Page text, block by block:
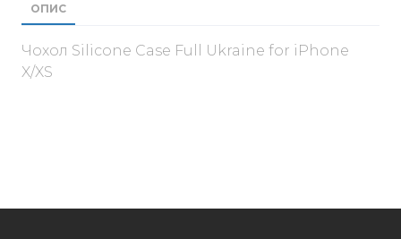
ОПИС
Чохол Silicone Case Full Ukraine for iPhone
X/XS